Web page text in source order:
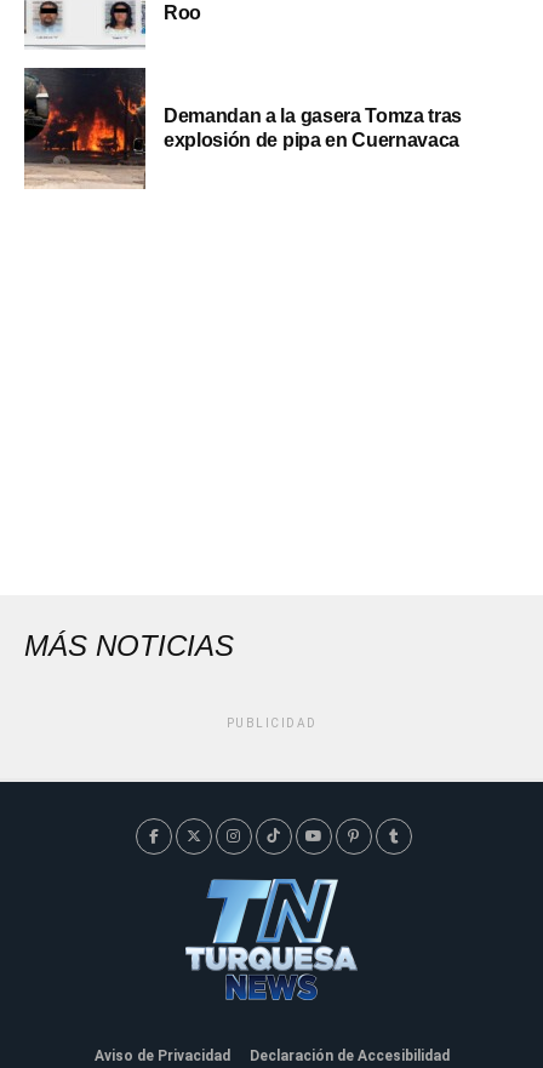
Roo
Demandan a la gasera Tomza tras
explosión de pipa en Cuernavaca
MÁS NOTICIAS
PUBLICIDAD
Aviso de Privacidad Declaración de Accesibilidad